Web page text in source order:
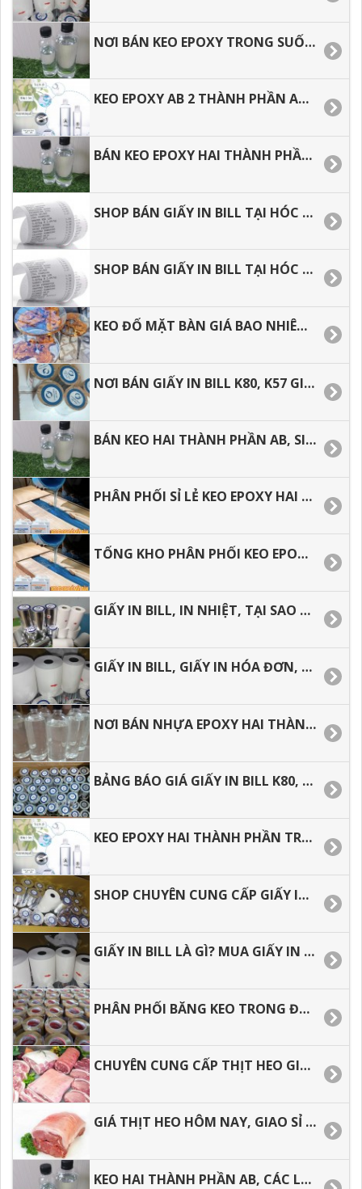
NƠI BÁN KEO EPOXY TRONG SUỐT HAI THÀNH PHẦN GIÁ RẺ.
KEO EPOXY AB 2 THÀNH PHẦN AB, EPOXY RESIN ĐỔ MẶT BÀN GIÁ RẺ.
BÁN KEO EPOXY HAI THÀNH PHẦN SỐ LƯỢNG 1 KÝ, 3, KÝ, 5 KÝ, 10 KÝ VÀ SỐ LƯỢNG LỚN.
SHOP BÁN GIẤY IN BILL TẠI HÓC MÔN, BÌNH TÂN, TÂN BÌNH, TÂN PHÚ.
SHOP BÁN GIẤY IN BILL TẠI HÓC MÔN, BÌNH TÂN, TÂN BÌNH, TÂN PHÚ.
KEO ĐỔ MẶT BÀN GIÁ BAO NHIÊU, ĐỊA CHỈ BÁN KEO GIÁ RẺ TẠI Q8, Q.7. Q.5.
NƠI BÁN GIẤY IN BILL K80, K57 GIÁ RẺ TẠI TP.HCM.
BÁN KEO HAI THÀNH PHẦN AB, SIÊU TRONG SIÊU CỨNG GIÁ RẺ.
PHÂN PHỐI SỈ LẺ KEO EPOXY HAI THÀNH PHẦN TẠI HÓC MÔN, BÌNH TÂN, BÌNH CHÁNH.
TỔNG KHO PHÂN PHỐI KEO EPOXY GIÁ RẺ, GIAO HÀNG NHANH, SHIP COD, CHÀNH XE.
GIẤY IN BILL, IN NHIỆT, TẠI SAO SỬ DỤNG GIẤY IN BILL CHO VIỆC KINH DOANH.
GIẤY IN BILL, GIẤY IN HÓA ĐƠN, ĐỊA CHỈ MUA HÀNG GIÁ RẺ TẠI TP.HCM.
NƠI BÁN NHỰA EPOXY HAI THÀNH PHẦN AB GIÁ RẺ, GIAO HÀNG NHANH.
BẢNG BÁO GIÁ GIẤY IN BILL K80, GIẤY IN NHIỆT GIÁ RẺ
KEO EPOXY HAI THÀNH PHẦN TRONG SUỐT, BẢNG BÁO GIÁ.
SHOP CHUYÊN CUNG CẤP GIẤY IN BIL, GIẤY IN NHIỆT CHẤT LƯỢNG GIÁ RẺ.
GIẤY IN BILL LÀ GÌ? MUA GIẤY IN NHIỆT Ở ĐÂU GIÁ RẺ.
PHÂN PHỐI BĂNG KEO TRONG ĐỤC ĐỂ GÓI HÀNG HÓA.
CHUYÊN CUNG CẤP THỊT HEO GIÁ SỈ TẠI HỒ CHÍ MINH
GIÁ THỊT HEO HÔM NAY, GIAO SỈ TẬN NƠI TẠI HỒ CHÍ MINH.
KEO HAI THÀNH PHẦN AB, CÁC LỖI THƯỜNG GẶP TRONG QUÁ TRÌNH THI CÔNG.